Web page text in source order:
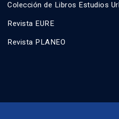
Colección de Libros Estudios
Revista EURE
Revista PLANEO